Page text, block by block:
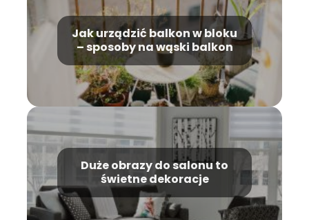
Jak urządzić balkon w bloku
– sposoby na wąski balkon
Duże obrazy do salonu to
świetne dekoracje